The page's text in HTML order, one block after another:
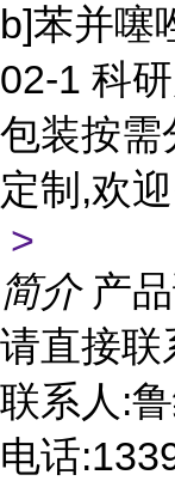
b]苯并噻
02-1 科
包装按需
定制,欢
>
简介 产
请直接联
联系人:
电话